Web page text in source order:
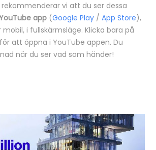
vi att du ser dessa
app (Google Play / App Store),
i fullskärmsläge. Klicka bara på
att öppna i YouTube appen. Du
när du ser vad som händer!